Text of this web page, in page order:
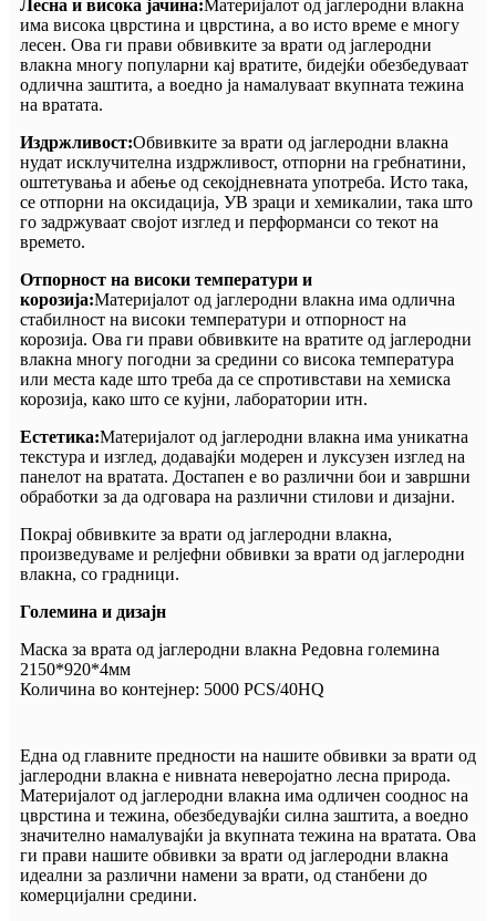
Лесна и висока јачина:Материјалот од јаглеродни влакна
има висока цврстина и цврстина, а во исто време е многу
лесен. Ова ги прави обвивките за врати од јаглеродни
влакна многу популарни кај вратите, бидејќи обезбедуваат
одлична заштита, а воедно ја намалуваат вкупната тежина
на вратата.
Издржливост:Обвивките за врати од јаглеродни влакна
нудат исклучителна издржливост, отпорни на гребнатини,
оштетувања и абење од секојдневната употреба. Исто така,
се отпорни на оксидација, УВ зраци и хемикалии, така што
го задржуваат својот изглед и перформанси со текот на
времето.
Отпорност на високи температури и
корозија:Материјалот од јаглеродни влакна има одлична
стабилност на високи температури и отпорност на
корозија. Ова ги прави обвивките на вратите од јаглеродни
влакна многу погодни за средини со висока температура
или места каде што треба да се спротивстави на хемиска
корозија, како што се кујни, лаборатории итн.
Естетика:Материјалот од јаглеродни влакна има уникатна
текстура и изглед, додавајќи модерен и луксузен изглед на
панелот на вратата. Достапен е во различни бои и завршни
обработки за да одговара на различни стилови и дизајни.
Покрај обвивките за врати од јаглеродни влакна,
произведуваме и релјефни обвивки за врати од јаглеродни
влакна, со градници.
Големина и дизајн
Маска за врата од јаглеродни влакна Редовна големина
2150*920*4мм
Количина во контејнер: 5000 PCS/40HQ
Една од главните предности на нашите обвивки за врати од
јаглеродни влакна е нивната неверојатно лесна природа.
Материјалот од јаглеродни влакна има одличен сооднос на
цврстина и тежина, обезбедувајќи силна заштита, а воедно
значително намалувајќи ја вкупната тежина на вратата. Ова
ги прави нашите обвивки за врати од јаглеродни влакна
идеални за различни намени за врати, од станбени до
комерцијални средини.